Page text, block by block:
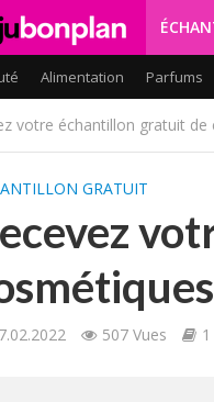
Alimentation Parfums
votre échantillon gratuit
GRATUIT
507 Vues